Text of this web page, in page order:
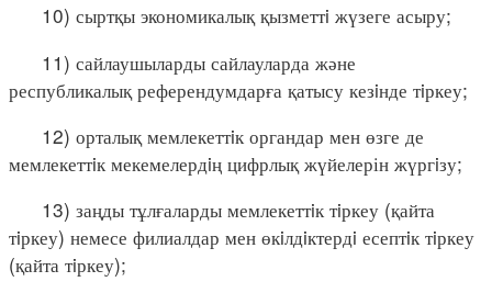
10) сыртқы экономикалық қызметтi жүзеге асыру;
11) сайлаушыларды сайлауларда және
республикалық референдумдарға қатысу кезiнде тiркеу;
12) орталық мемлекеттiк органдар мен өзге де
мемлекеттiк мекемелердiң цифрлық жүйелерін жүргiзу;
13) заңды тұлғаларды мемлекеттiк тiркеу (қайта
тiркеу) немесе филиалдар мен өкiлдiктердi есептiк тiркеу
(қайта тiркеу);